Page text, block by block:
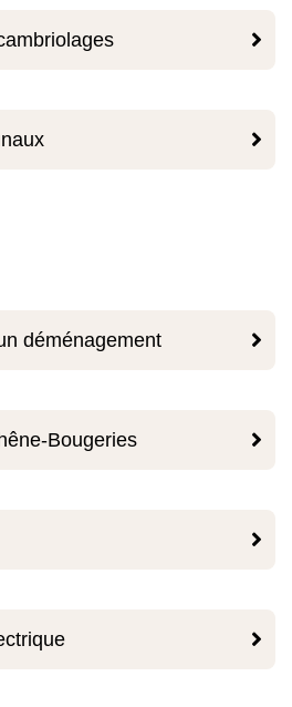



déménagement

Bougeries

